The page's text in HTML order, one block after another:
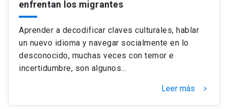
enfrentan los migrantes
Aprender a decodificar claves culturales, hablar
un nuevo idioma y navegar socialmente en lo
desconocido, muchas veces con temor e
incertidumbre, son algunos…
Leer más keyboard_arrow_right